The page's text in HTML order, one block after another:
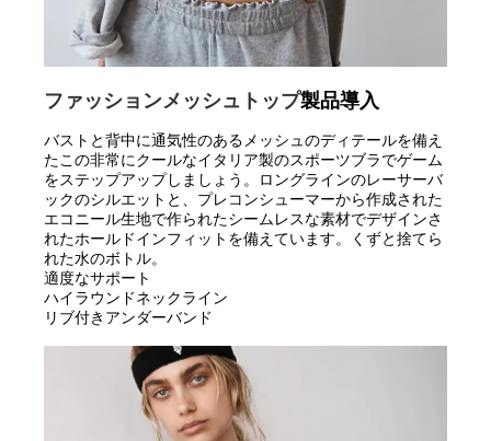
ファッションメッシュトップ製品導入
バストと背中に通気性のあるメッシュのディテールを備え
たこの非常にクールなイタリア製のスポーツブラでゲーム
をステップアップしましょう。ロングラインのレーサーバ
ックのシルエットと、プレコンシューマーから作成された
エコニール生地で作られたシームレスな素材でデザインさ
れたホールドインフィットを備えています。くずと捨てら
れた水のボトル。
適度なサポート
ハイラウンドネックライン
リブ付きアンダーバンド